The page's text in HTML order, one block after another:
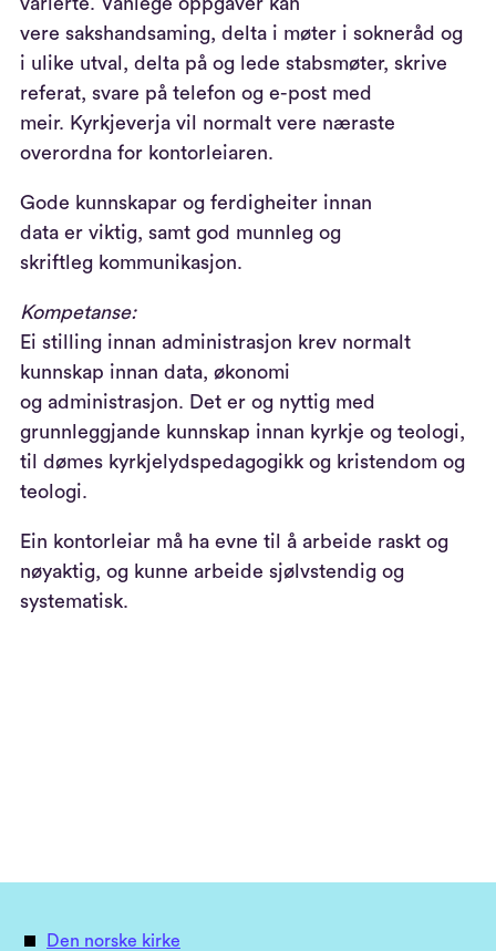
vere sakshandsaming, delta i møteri sokneråd og
i ulike utval , delta på oglede stabsmøter, skrive
referat, svare på telefon og e-postmed
meir. Kyrkjeverja vil normalt vere næraste
overordna forkontorleiaren.
Gode kunnskaparog ferdigheiter innan
data er viktig, samtgod munnleg og
skriftlegkommunikasjon.
Kompetanse:
Ei stilling innan administrasjon krev normalt
kunnskap innan data, økonomi
og administrasjon. Det er og nyttig med
grunnleggjande kunnskap innan kyrkje og teologi,
til dømes kyrkjelydspedagogikk og kristendom og
teologi.
Ein kontorleiarmå ha evne til å arbeide rasktog
nøyaktig, og kunne arbeide sjølvstendig og
systematisk.
Den norske kirke